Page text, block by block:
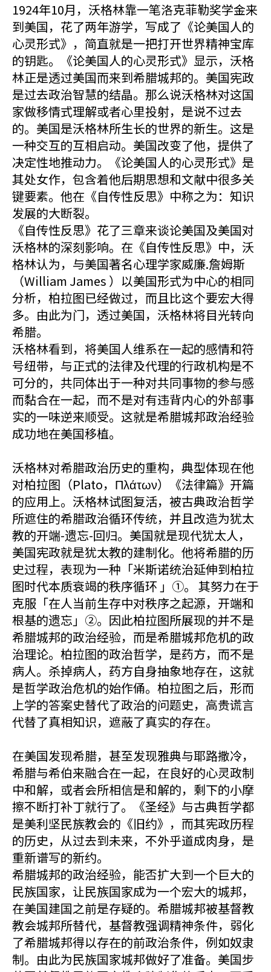
1924年10月，沃格林靠一笔洛克菲勒奖学金来
到美国，花了两年游学，写成了《论美国人的
心灵形式》，简直就是一把打开世界精神宝库
的钥匙。《论美国人的心灵形式》显示，沃格
林正是透过美国而来到希腊城邦的。美国宪政
是过去政治智慧的结晶。那么说沃格林对这国
家做移情式理解或者心里投射，是说不过去
的。美国是沃格林所生长的世界的新生。这是
一种交互的互相启动。美国改变了他，提供了
决定性地推动力。《论美国人的心灵形式》是
其处女作，包含着他后期思想和文献中很多关
键要素。他在《自传性反思》中称之为：知识
发展的大断裂。
《自传性反思》花了三章来谈论美国及美国对
沃格林的深刻影响。在《自传性反思》中，沃
格林认为，与美国著名心理学家威廉.詹姆斯
（William James ）以美国形式为中心的相同
分析，柏拉图已经做过，而且比这个要宏大得
多。由此为门，透过美国，沃格林将目光转向
希腊。
沃格林看到，将美国人维系在一起的感情和符
号纽带，与正式的法律及代理的行政机构是不
可分的，共同体出于一种对共同事物的参与感
而黏合在一起，而不是对有违背内心的外部事
实的一味逆来顺受。这就是希腊城邦政治经验
成功地在美国移植。
沃格林对希腊政治历史的重构，典型体现在他
对柏拉图（Plato，Πλάτων）《法律篇》开篇
的应用上。沃格林试图复活，被古典政治哲学
所遮住的希腊政治循环传统，并且改造为犹太
教的开端-遗忘-回归。美国就是现代犹太人，
美国宪政就是犹太教的建制化。他将希腊的历
史过程，表现为一种「米斯诺统治延伸到柏拉
图时代本质衰竭的秩序循环 」①。 其努力在于
克服「在人当前生存中对秩序之起源，开端和
根基的遗忘」②。因此柏拉图所展现的并不是
希腊城邦的政治经验，而是希腊城邦危机的政
治理论。柏拉图的政治哲学，是药方，而不是
病人。杀掉病人，药方自身抽象地存在，这就
是哲学政治危机的始作俑。柏拉图之后，形而
上学的答案史替代了政治的问题史，高贵谎言
代替了真相知识，遮蔽了真实的存在。
在美国发现希腊，甚至发现雅典与耶路撒冷，
希腊与希伯来融合在一起，在良好的心灵政制
中和解，或者会所相信是和解的，剩下的小摩
擦不断打补丁就行了。《圣经》与古典哲学都
是美利坚民族教会的《旧约》，而其宪政历程
的历史，从过去到未来，不外乎道成肉身，是
重新谱写的新约。
希腊城邦的政治经验，能否扩大到一个巨大的
民族国家，让民族国家成为一个宏大的城邦，
在美国建国之前是存疑的。希腊城邦被基督教
教会城邦所替代，基督教强调精神条件，弱化
了希腊城邦得以存在的前政治条件，例如奴隶
制。由此为民族国家城邦做好了准备。美国步